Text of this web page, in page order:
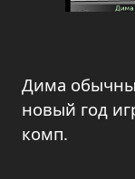
Дима
новый год
комп.